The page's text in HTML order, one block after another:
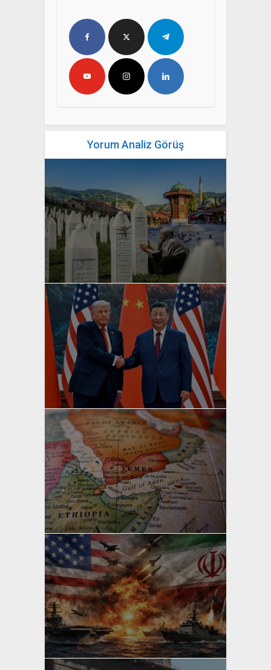
Yorum Analiz Görüş
yazan
Bahri Ak
yazan
Bahri Ak
yazan
Bahri Ak
yazan
Bahri Ak